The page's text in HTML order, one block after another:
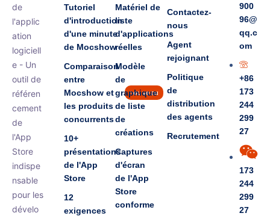
de
l'applic
ation
logiciell
e - Un
outil de
référen
cement
de
l'App
Store
indispe
nsable
pour les
dévelo
Tutoriel
d'introduction
d'une minute
de Mocshow
Comparaison
entre
Mocshow et
les produits
concurrents
nouveau
10+
présentations
de l'App
Store
12
exigences
Matériel de
liste
d'applications
réelles
Modèle
de
graphique
de liste
de
créations
Captures
d'écran
de l'App
Store
conforme
Contactez-
nous
Agent
rejoignant
Politique
de
distribution
des agents
Recrutement
900
96@
qq.c
om
+86
173
244
299
27
173
244
299
27